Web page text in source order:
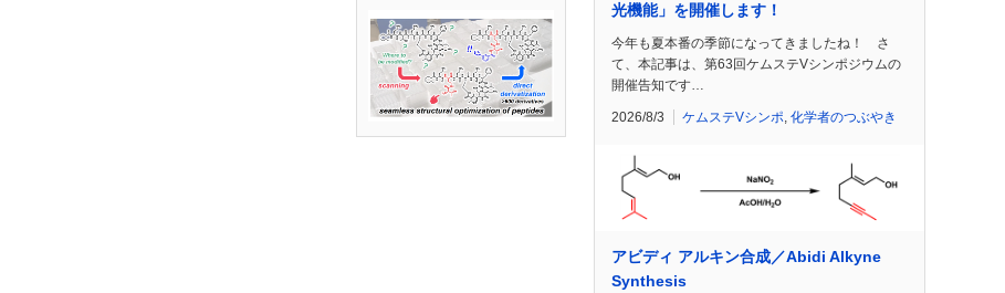
光機能」を開催します！
今年も夏本番の季節になってきましたね！ さ
て、本記事は、第63回ケムステVシンポジウムの
開催告知です…
2026/8/3 ケムステVシンポ, 化学者のつぶやき
アビディ アルキン合成／Abidi Alkyne
Synthesis